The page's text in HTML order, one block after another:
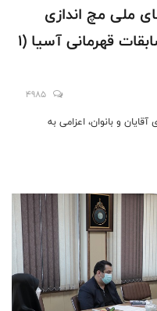
ملی مچ اندازی
آقایان و بانوان، اعزامی به مسابقات قهرمانی آسیا (1
4985
و بانوان، اعزامی به